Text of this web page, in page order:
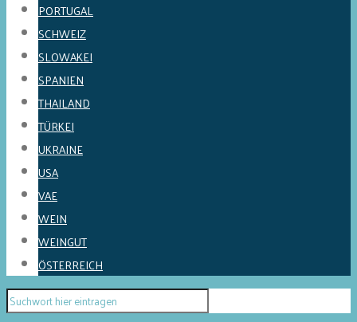
PORTUGAL
SCHWEIZ
SLOWAKEI
SPANIEN
THAILAND
TÜRKEI
UKRAINE
USA
VAE
WEIN
WEINGUT
ÖSTERREICH